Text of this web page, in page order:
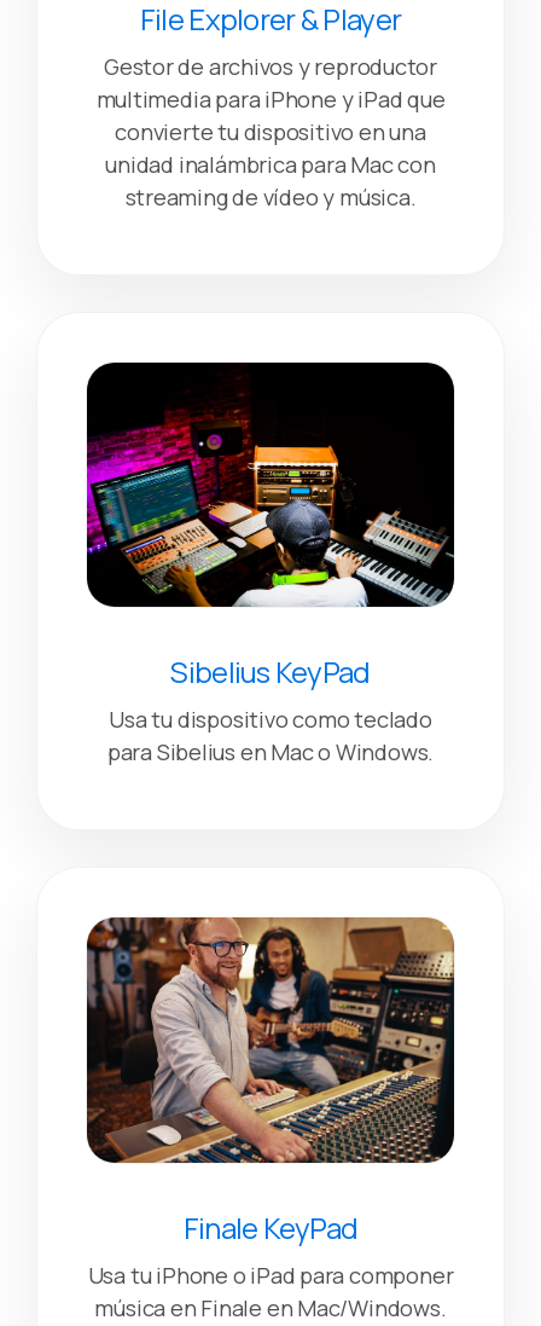
File Explorer & Player
Gestor de archivos y reproductor
multimedia para iPhone y iPad que
convierte tu dispositivo en una
unidad inalámbrica para Mac con
streaming de vídeo y música.
Sibelius KeyPad
Usa tu dispositivo como teclado
para Sibelius en Mac o Windows.
Finale KeyPad
Usa tu iPhone o iPad para componer
música en Finale en Mac/Windows.